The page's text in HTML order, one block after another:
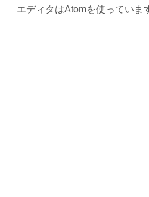
エディタはAtomを使っていま